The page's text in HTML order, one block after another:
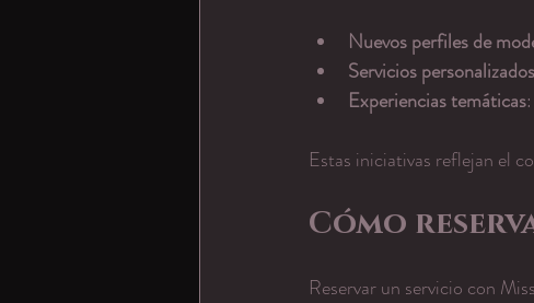
Nuevos perfiles de
Servicios
Experiencias temáticas
Estas iniciativas reflejan el
Cómo
Reservar un servicio con